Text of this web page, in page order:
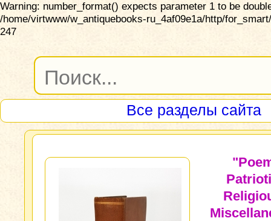
Warning: number_format() expects parameter 1 to be
/home/virtwww/w_antiquebooks-ru_4af09e1a/http/
247
Все разделы сайта